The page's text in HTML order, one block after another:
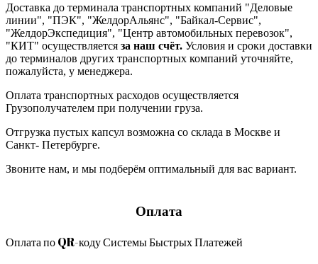
Доставка до терминала транспортных компаний "Деловые
линии", "ПЭК", "ЖелдорАльянс", "Байкал-Сервис",
"ЖелдорЭкспедиция", "Центр автомобильных перевозок",
"КИТ" осуществляется за наш счёт. Условия и сроки доставки
до терминалов других транспортных компаний уточняйте,
пожалуйста, у менеджера.
Оплата транспортных расходов осуществляется
Грузополучателем при получении груза.
Отгрузка пустых капсул возможна со склада в Москве и
Санкт- Петербурге.
Звоните нам, и мы подберём оптимальный для вас вариант.
Оплата
Оплата по QR-коду Системы Быстрых Платежей